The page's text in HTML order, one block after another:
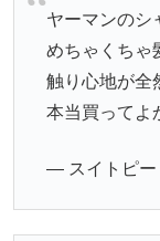
ヤーマンのシ
めちゃくちゃ
触り心地が全
本当買ってよ
— スイトピー